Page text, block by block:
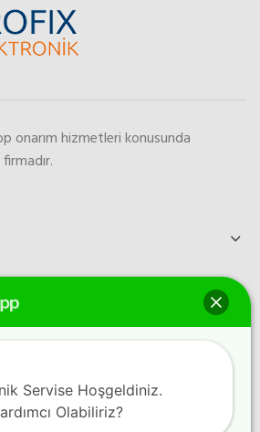
onarım hizmetleri konusunda
Servise Hoşgeldiniz.
Olabiliriz?